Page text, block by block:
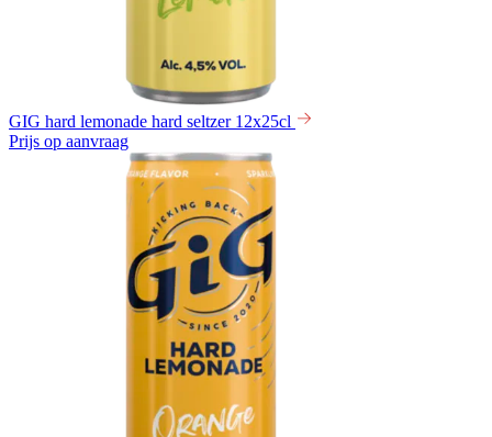
GIG hard lemonade hard seltzer 12x25cl
Prijs op aanvraag